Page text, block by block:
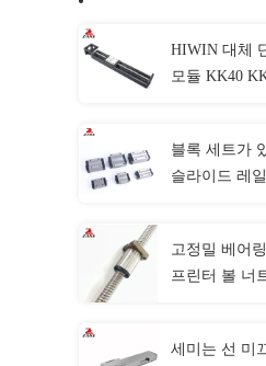
HIWIN 대체
모듈 KK40
블록 세트가
슬라이드 레일
고정밀 베어
프린터 볼 너
세미는 선 미